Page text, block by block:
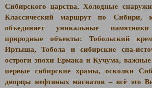
Сибирского царства. Холодные
Классический маршрут по Сибири,
объединяет уникальные
природные объекты: Тобольский
Иртыша, Тобола и сибирские спа-
остроги эпохи Ермака и Кучума,
первые сибирские храмы, осколки
дворцы нефтяных магнатов – всё это